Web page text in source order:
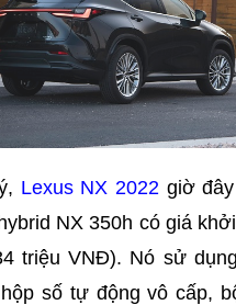
Lexus NX 2022 giờ
NX 350h có giá
triệu VNĐ). Nó sử
số tự động vô cấp,